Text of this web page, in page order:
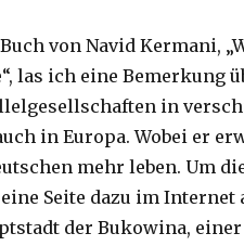
von Navid Kermani,
las ich eine Bemerkung
in
in Europa. Wobei er
mehr leben. Um
Seite dazu im Internet
der Bukowina,